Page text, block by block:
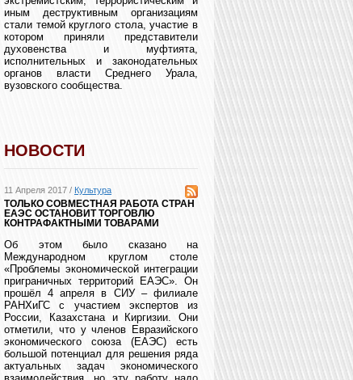
иным деструктивным организациям
стали темой круглого стола, участие в
котором приняли представители
духовенства и муфтията,
исполнительных и законодательных
органов власти Среднего Урала,
вузовского сообщества.
НОВОСТИ
11 Апреля 2017 / Культура
ТОЛЬКО СОВМЕСТНАЯ РАБОТА СТРАН
ЕАЭС ОСТАНОВИТ ТОРГОВЛЮ
КОНТРАФАКТНЫМИ ТОВАРАМИ
Об этом было сказано на
Международном круглом столе
«Проблемы экономической интеграции
приграничных территорий ЕАЭС». Он
прошёл 4 апреля в СИУ – филиале
РАНХиГС с участием экспертов из
России, Казахстана и Киргизии. Они
отметили, что у членов Евразийского
экономического союза (ЕАЭС) есть
большой потенциал для решения ряда
актуальных задач экономического